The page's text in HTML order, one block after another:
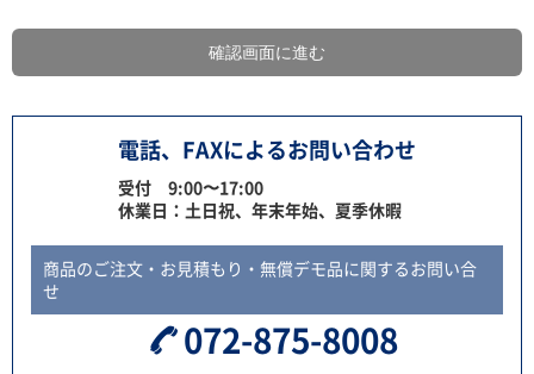
電話、FAXによるお問い合わせ
受付 9:00〜17:00
休業日：土日祝、年末年始、夏季休暇
商品のご注文・お見積もり・無償デモ品に関するお問い合
せ
072-875-8008